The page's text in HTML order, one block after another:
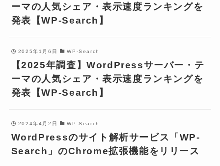
ーマの人気シェア・表示速度ランキングを
発表【WP-Search】
2025年1月6日 WP-Search
【2025年調査】WordPressサーバー・テ
ーマの人気シェア・表示速度ランキングを
発表【WP-Search】
2024年4月2日 WP-Search
WordPressのサイト解析サービス「WP-
Search」のChrome拡張機能をリリース